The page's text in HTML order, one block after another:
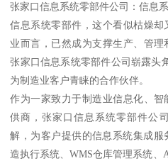
张家口信息系统零部件公司：信息
信息系统零部件，这个看似枯燥
业而言，已然成为支撑生产、管理
张家口信息系统零部件公司崭露头
为制造业客户青睐的合作伙伴。
作为一家致力于制造业信息化、
供商，张家口信息系统零部件公
解，为客户提供的信息系统集成服
造执行系统、WMS仓库管理系统、